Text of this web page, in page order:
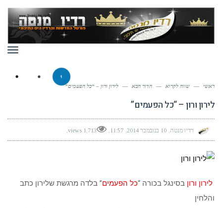
ראשי — שווה לקרוא — הדור הבא — לירון ורון – “כל הפעמים”
לירון ורון – “כל הפעמים”
רדיו מנטה 10 בנובמבר 2014 11:57
1,713 views
לירון ורון בסינגל בכורה “כל הפעמים” בלדה מרגשת שלירון כתב
והלחין